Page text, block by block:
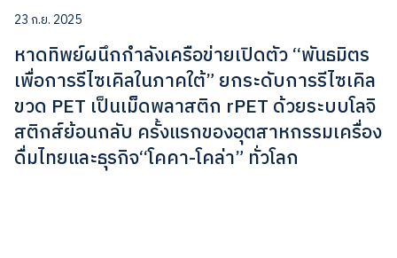
23 ก.ย. 2025
หาดทิพย์ผนึกกำลังเครือข่ายเปิดตัว “พันธมิตร
เพื่อการรีไซเคิลในภาคใต้” ยกระดับการรีไซเคิล
ขวด PET เป็นเม็ดพลาสติก rPET ด้วยระบบโลจิ
สติกส์ย้อนกลับ ครั้งแรกของอุตสาหกรรมเครื่อง
ดื่มไทยและธุรกิจ“โคคา-โคล่า” ทั่วโลก